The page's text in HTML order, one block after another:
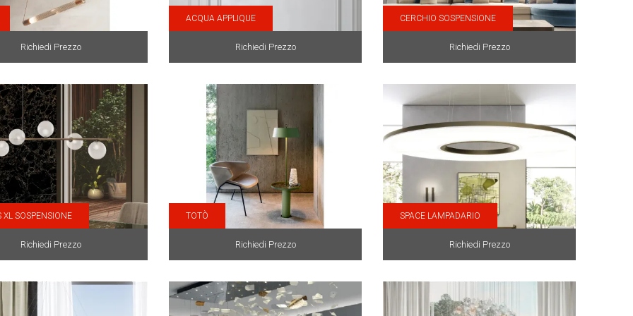
Richiedi Prezzo
ACQUA APPLIQUE
Richiedi Prezzo
CERCHIO SOSPENSIONE
Richiedi Prezzo
XL SOSPENSIONE
Richiedi Prezzo
TOTÒ
Richiedi Prezzo
SPACE LAMPADARIO
Richiedi Prezzo